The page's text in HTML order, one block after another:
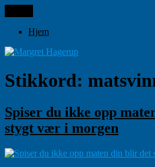
til
innhold
Margret Hagerup
Hjem
Stikkord:
Spiser du ikke opp
stygt vær i morgen